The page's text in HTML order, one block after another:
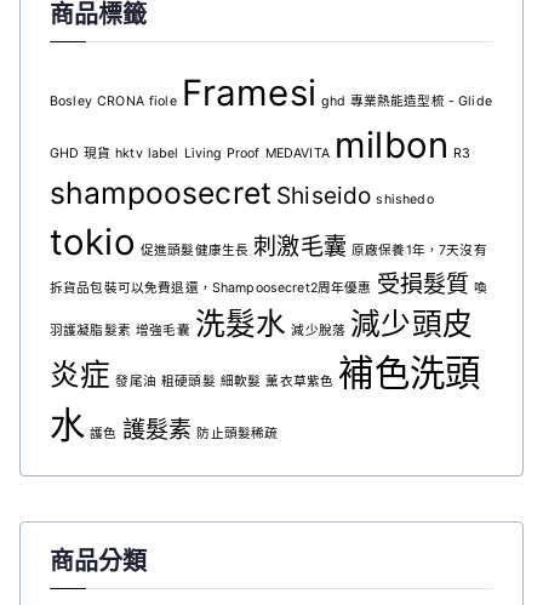
商品標籤
Bosley CRONA fiole Framesi ghd 專業熱能造型梳 - Glide
GHD 現貨 hktv label Living Proof MEDAVITA milbon R3
shampoosecret Shiseido shishedo
tokio 促進頭髮健康生長 刺激毛囊 原廠保養1年，7天沒有
拆貨品包裝可以免費退還，Shampoosecret2周年優惠 受損髮質 喚
羽護凝脂髮素 增強毛囊 洗髮水 減少脫落 減少頭皮
炎症 發尾油 粗硬頭髮 細軟髮 薰衣草紫色 補色洗頭
水 護色 護髮素 防止頭髮稀疏
商品分類